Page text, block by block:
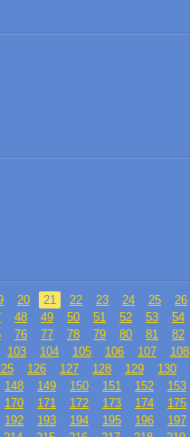
20 21 22 23 24 25 26
48 49 50 51 52 53 54
76 77 78 79 80 81 82
103 104 105 106 107 108
126 127 128 129 130
148 149 150 151 152 153
170 171 172 173 174 175
192 193 194 195 196 197